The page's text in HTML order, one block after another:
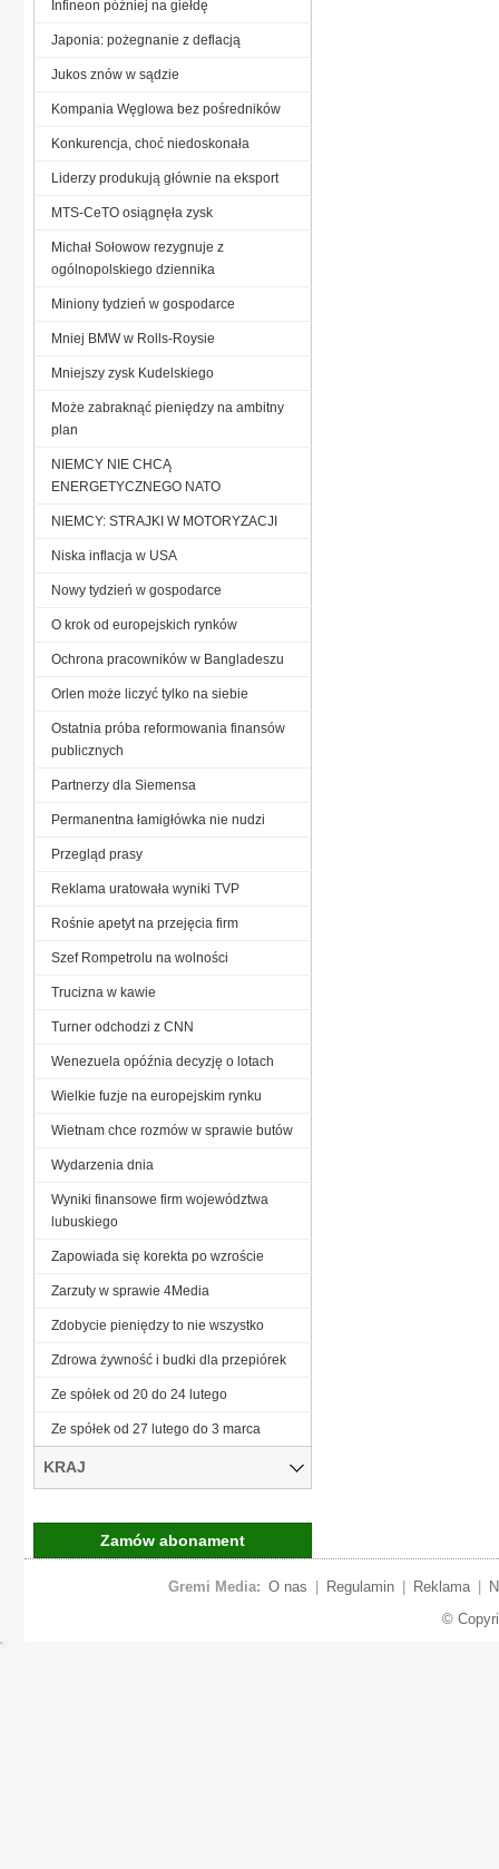
Infineon później na giełdę
Japonia: pożegnanie z deflacją
Jukos znów w sądzie
Kompania Węglowa bez pośredników
Konkurencja, choć niedoskonała
Liderzy produkują głównie na eksport
MTS-CeTO osiągnęła zysk
Michał Sołowow rezygnuje z
ogólnopolskiego dziennika
Miniony tydzień w gospodarce
Mniej BMW w Rolls-Roysie
Mniejszy zysk Kudelskiego
Może zabraknąć pieniędzy na ambitny
plan
NIEMCY NIE CHCĄ
ENERGETYCZNEGO NATO
NIEMCY: STRAJKI W MOTORYZACJI
Niska inflacja w USA
Nowy tydzień w gospodarce
O krok od europejskich rynków
Ochrona pracowników w Bangladeszu
Orlen może liczyć tylko na siebie
Ostatnia próba reformowania finansów
publicznych
Partnerzy dla Siemensa
Permanentna łamigłówka nie nudzi
Przegląd prasy
Reklama uratowała wyniki TVP
Rośnie apetyt na przejęcia firm
Szef Rompetrolu na wolności
Trucizna w kawie
Turner odchodzi z CNN
Wenezuela opóźnia decyzję o lotach
Wielkie fuzje na europejskim rynku
Wietnam chce rozmów w sprawie butów
Wydarzenia dnia
Wyniki finansowe firm województwa
lubuskiego
Zapowiada się korekta po wzroście
Zarzuty w sprawie 4Media
Zdobycie pieniędzy to nie wszystko
Zdrowa żywność i budki dla przepiórek
Ze spółek od 20 do 24 lutego
Ze spółek od 27 lutego do 3 marca
KRAJ
Zamów abonament
Gremi Media: O nas Regulamin Reklama
©